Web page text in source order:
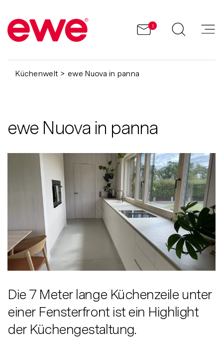
1
Küchenwelt ewe Nuova in panna
ewe Nuova in panna
Die 7 Meter lange Küchenzeile unter
einer Fensterfront ist ein Highlight
der Küchengestaltung.